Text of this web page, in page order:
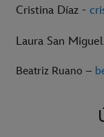
Cristina Díaz -
Laura San
Beatriz Ruano –